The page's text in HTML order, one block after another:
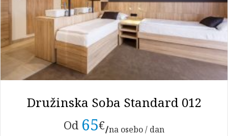
Družinska Soba Standard 012
Od 65€ na osebo / dan